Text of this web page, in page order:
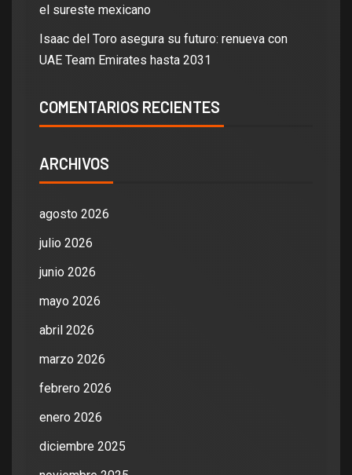
el sureste mexicano
Isaac del Toro asegura su futuro: renueva con
UAE Team Emirates hasta 2031
COMENTARIOS RECIENTES
ARCHIVOS
agosto 2026
julio 2026
junio 2026
mayo 2026
abril 2026
marzo 2026
febrero 2026
enero 2026
diciembre 2025